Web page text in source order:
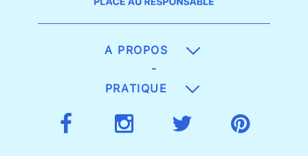
A PROPOS
-
PRATIQUE